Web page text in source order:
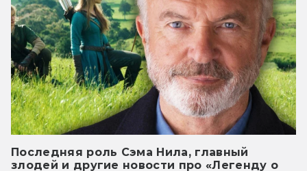
Последняя роль Сэма Нила, главный
злодей и другие новости про «Легенду о